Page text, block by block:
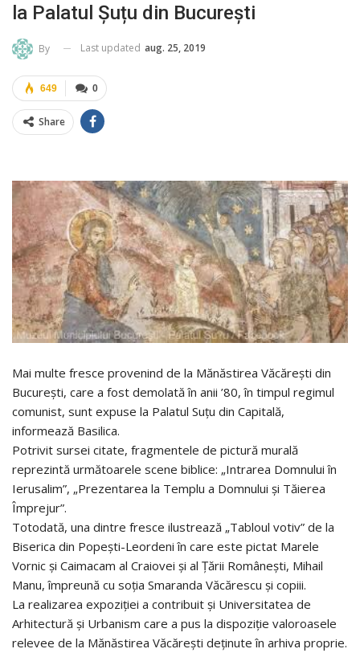
la Palatul Șuțu din București
By Last updated aug. 25, 2019
0
649
Share
Mai multe fresce provenind de la Mănăstirea Văcărești din
București, care a fost demolată în anii ’80, în timpul regimul
comunist, sunt expuse la Palatul Suțu din Capitală,
informează Basilica.
Potrivit sursei citate, fragmentele de pictură murală
reprezintă următoarele scene biblice: „Intrarea Domnului în
Ierusalim”, „Prezentarea la Templu a Domnului și Tăierea
Împrejur”.
Totodată, una dintre fresce ilustrează „Tabloul votiv” de la
Biserica din Popești-Leordeni în care este pictat Marele
Vornic și Caimacam al Craiovei și al Țării Românești, Mihail
Manu, împreună cu soția Smaranda Văcărescu și copiii.
La realizarea expoziției a contribuit și Universitatea de
Arhitectură și Urbanism care a pus la dispoziție valoroasele
relevee de la Mănăstirea Văcărești deținute în arhiva proprie.